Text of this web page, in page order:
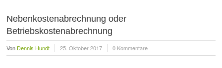
Nebenkostenabrechnung oder
Betriebskostenabrechnung
Von Dennis Hundt 25. Oktober 2017 0 Kommentare